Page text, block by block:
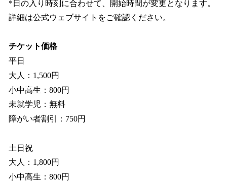
*日の入り時刻に合わせて、開始時間が変更となります。
詳細は公式ウェブサイトをご確認ください。
チケット価格
平日
大人：1,500円
小中高生：800円
未就学児：無料
障がい者割引：750円
土日祝
大人：1,800円
小中高生：800円